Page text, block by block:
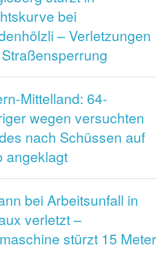
bei
– Verletzungen
Mittelland: 64-
wegen versuchten
nach Schüssen auf
angeklagt
bei Arbeitsunfall in
verletzt –
stürzt 15 Meter